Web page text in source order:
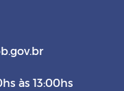
às 13:00hs